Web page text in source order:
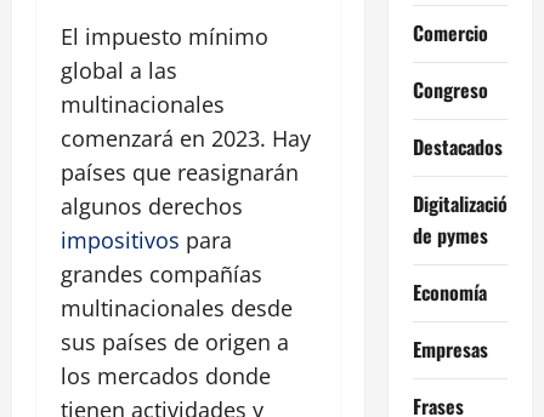
El impuesto mínimo
global a las
multinacionales
comenzará en 2023. Hay
países que reasignarán
algunos derechos
impositivos para
grandes compañías
multinacionales desde
sus países de origen a
los mercados donde
tienen actividades y
Comercio
Congreso
Destacados
Digitalización
de pymes
Economía
Empresas
Frases